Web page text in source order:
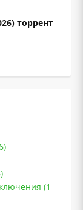
торрент
(1